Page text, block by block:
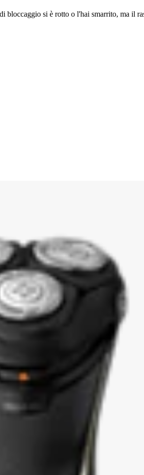
si è rotto o l'hai smarrito, ma il